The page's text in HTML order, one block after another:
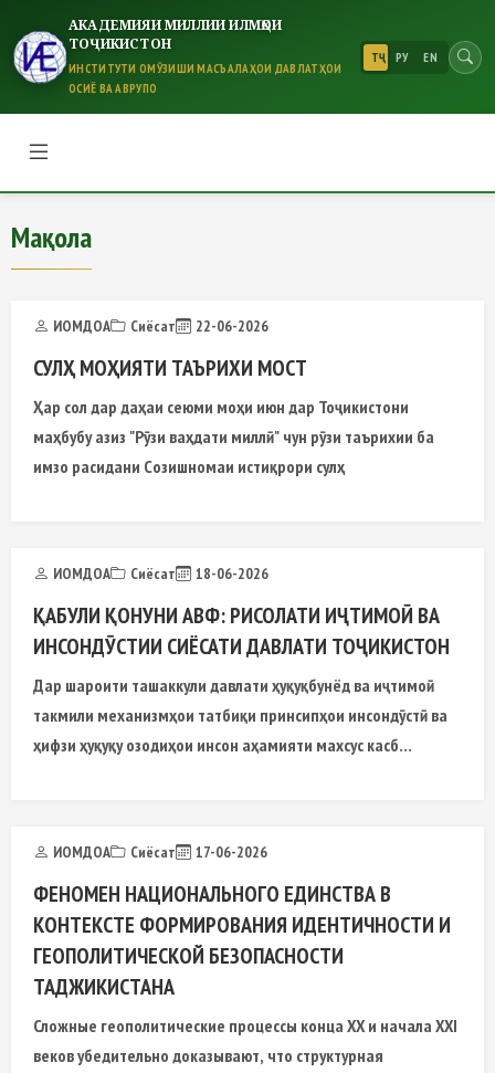
АКАДЕМИЯИ МИЛЛИИ ИЛМҲОИ
ТОҶИКИСТОН
ИНСТИТУТИ ОМӮЗИШИ МАСЪАЛАҲОИ ДАВЛАТҲОИ
ОСИЁ ВА АВРУПО
ТҶ РУ EN
Мақола
Мақола
ИОМДОА Сиёсат 22-06-2026
СУЛҲ МОҲИЯТИ ТАЪРИХИ МОСТ
Ҳар сол дар даҳаи сеюми моҳи июн дар Тоҷикистони
маҳбубу азиз "Рӯзи ваҳдати миллӣ" чун рӯзи таърихии ба
имзо расидани Созишномаи истиқрори сулҳ
ИОМДОА Сиёсат 18-06-2026
ҚАБУЛИ ҚОНУНИ АВФ: РИСОЛАТИ ИҶТИМОӢ ВА
ИНСОНДӮСТИИ СИЁСАТИ ДАВЛАТИ ТОҶИКИСТОН
Дар шароити ташаккули давлати ҳуқуқбунёд ва иҷтимоӣ
такмили механизмҳои татбиқи принсипҳои инсондӯстӣ ва
ҳифзи ҳуқуқу озодиҳои инсон аҳамияти махсус касб
ИОМДОА Сиёсат 17-06-2026
ФЕНОМЕН НАЦИОНАЛЬНОГО ЕДИНСТВА В
КОНТЕКСТЕ ФОРМИРОВАНИЯ ИДЕНТИЧНОСТИ И
ГЕОПОЛИТИЧЕСКОЙ БЕЗОПАСНОСТИ
ТАДЖИКИСТАНА
Сложные геополитические процессы конца XX и начала XXI
веков убедительно доказывают, что структурная